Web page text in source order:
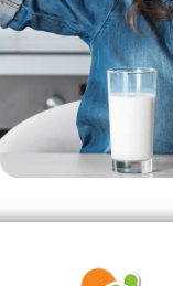
vezi si...